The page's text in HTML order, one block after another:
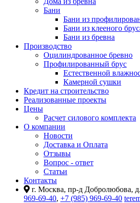
Бани
Бани из
Бани из клееного
Бани из бревна
Производство
Оцилиндрованное бревно
Профилированный брус
Естественной
Камерной сушки
Кредит на строительство
Реализованные проекты
Цены
Расчет силового комплекта
О компании
Новости
Доставка и Оплата
Отзывы
Вопрос - ответ
Статьи
Контакты
г. Москва, пр-д Добролюбова,
969-69-40, +7 (985) 969-69-40